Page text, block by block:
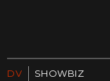
DV SHOWBIZ